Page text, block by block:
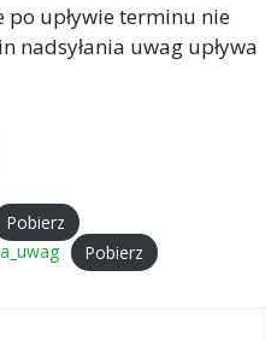
po upływie terminu nie
nadsyłania uwag upływa
Pobierz
Pobierz